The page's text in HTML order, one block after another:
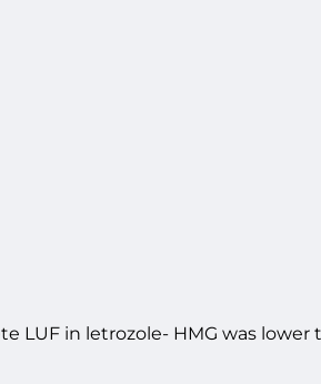
LUF in letrozole- HMG was